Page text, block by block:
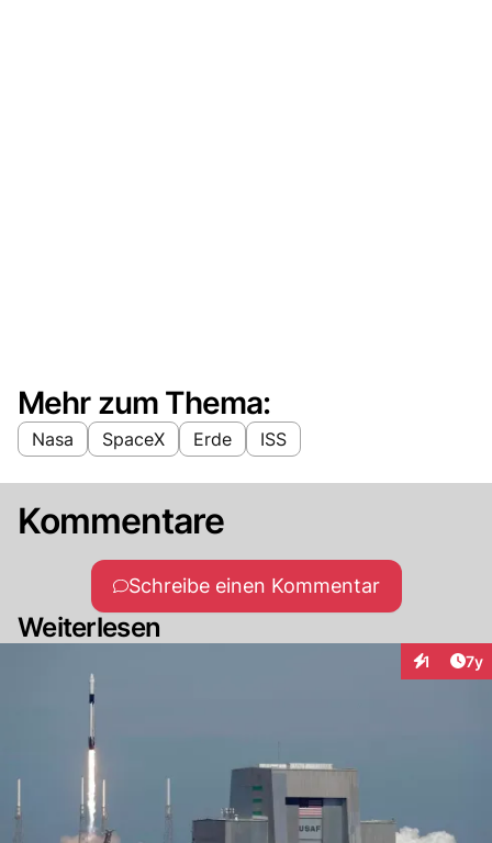
Mehr zum Thema:
Nasa SpaceX Erde ISS
Kommentare
Schreibe einen Kommentar
Weiterlesen
1 7y